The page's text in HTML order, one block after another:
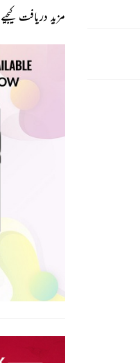
مزید دریافت کیجیے